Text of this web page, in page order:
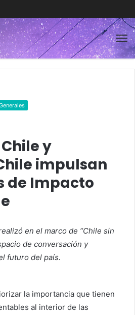
y
impulsan
de Impacto
en el marco de “Chile sin
de conversación y
futuro del país.
la importancia que tienen
al interior de las